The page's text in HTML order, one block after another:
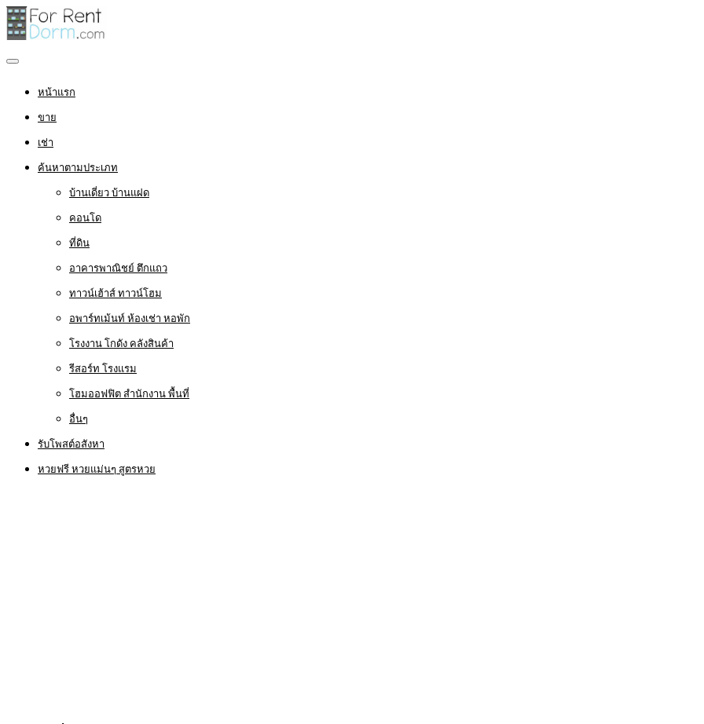
หน้าแรก
ขาย
เช่า
ค้นหาตามประเภท
บ้านเดี่ยว บ้านแฝด
คอนโด
ที่ดิน
อาคารพาณิชย์ ตึกแถว
ทาวน์เฮ้าส์ ทาวน์โฮม
อพาร์ทเม้นท์ ห้องเช่า หอพัก
โรงงาน โกดัง คลังสินค้า
รีสอร์ท โรงแรม
โฮมออฟฟิต สำนักงาน พื้นที่
อื่นๆ
รับโพสต์อสังหา
หวยฟรี หวยแม่นๆ สูตรหวย